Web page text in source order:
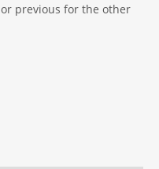
previous for the other